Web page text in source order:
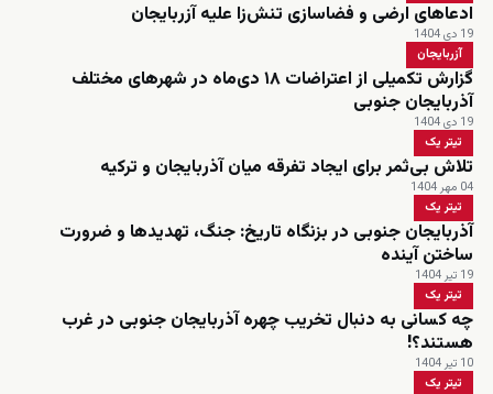
ادعاهای ارضی و فضاسازی تنش‌زا علیه آزربایجان
19 دی 1404
آزربایجان
گزارش تکمیلی از اعتراضات ۱۸ دی‌ماه در شهرهای مختلف
آذربایجان جنوبی
19 دی 1404
تیتر یک
تلاش بی‌ثمر برای ایجاد تفرقه میان آذربایجان و ترکیه
04 مهر 1404
تیتر یک
آذربایجان جنوبی در بزنگاه تاریخ: جنگ، تهدیدها و ضرورت
ساختن آینده
19 تیر 1404
تیتر یک
چه کسانی به دنبال تخریب چهره آذربایجان جنوبی در غرب
هستند؟!
10 تیر 1404
تیتر یک